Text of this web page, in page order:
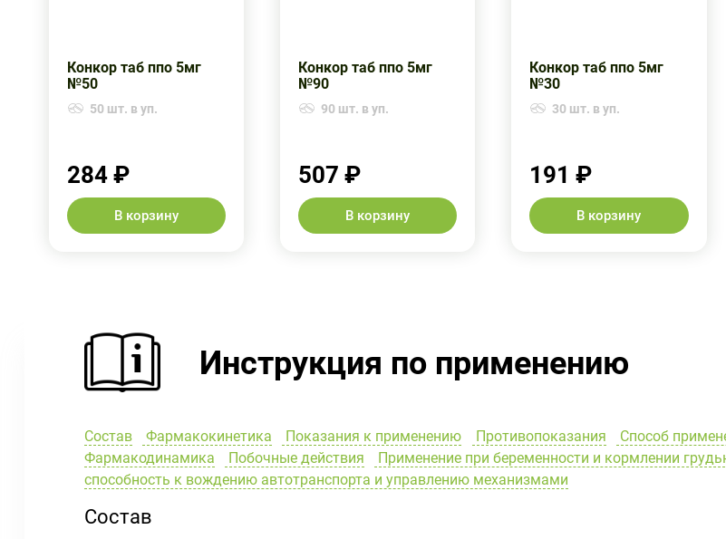
Конкор таб ппо 5мг
№50
50 шт. в уп.
284 ₽
В корзину
Конкор таб ппо 5мг
№90
90 шт. в уп.
507 ₽
В корзину
Конкор таб ппо 5мг
№30
30 шт. в уп.
191 ₽
В корзину
Инструкция по применению
Состав Фармакокинетика Показания к применению Противопоказания Способ
Фармакодинамика
Побочные действия Применение при беременности и кормлении
способность к вождению автотранспорта и управлению механизмами
Состав